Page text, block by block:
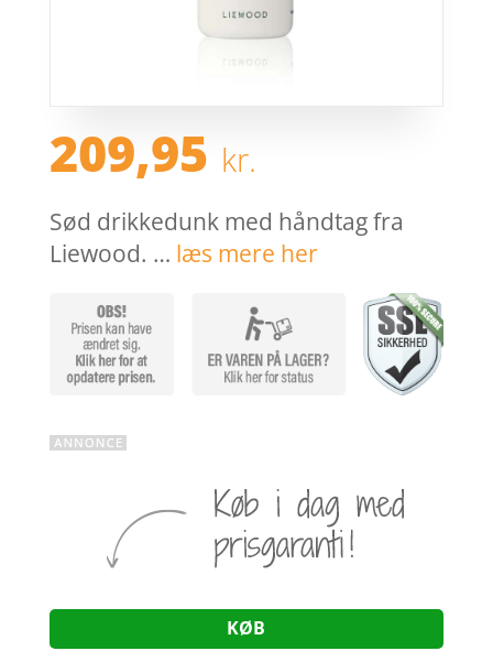
209,95 kr.
Sød drikkedunk med håndtag fra
Liewood. … læs mere her
KØB